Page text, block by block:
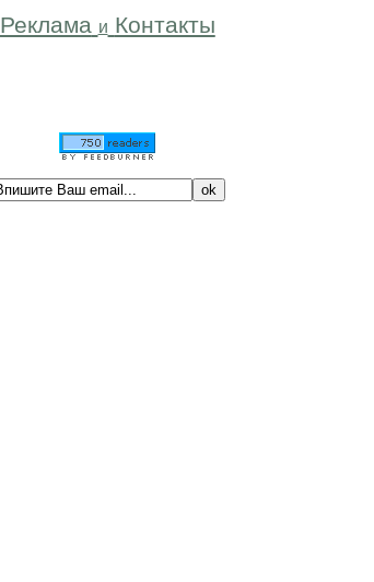
Реклама и Контакты